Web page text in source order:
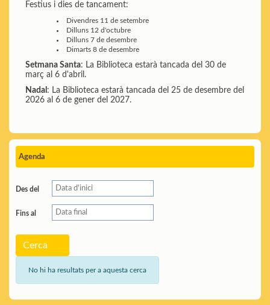
Festius i dies de tancament:
Divendres 11 de setembre
Dilluns 12 d'octubre
Dilluns 7 de desembre
Dimarts 8 de desembre
Setmana Santa: La Biblioteca estarà tancada del 30 de
març al 6 d'abril.
Nadal : La Biblioteca estarà tancada del 25 de desembre del
2026 al 6 de gener del 2027.
Agenda
Des del
Fins al
Cerca
No hi ha resultats per a aquesta cerca